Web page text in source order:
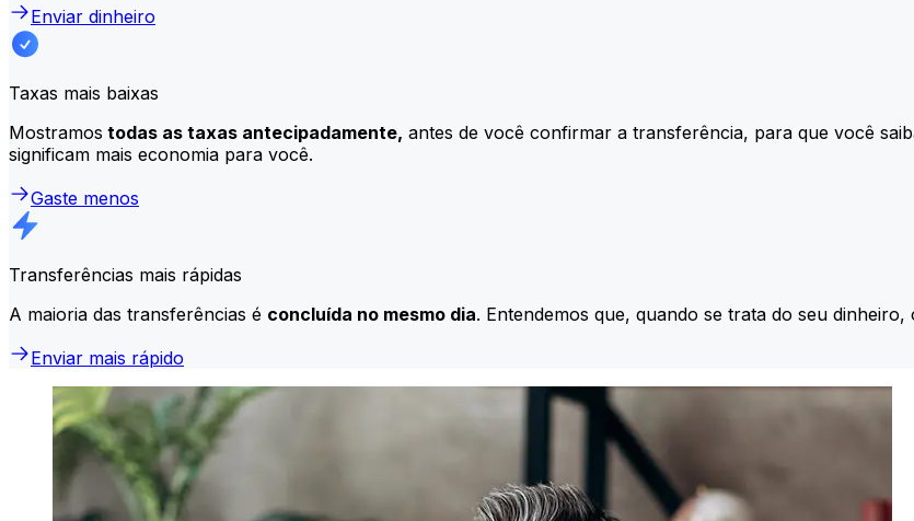
Enviar dinheiro
Taxas mais baixas
Mostramos todas as taxas antecipadamente, antes de você confirmar a transferência, para que você
significam mais economia para você.
Gaste menos
Transferências mais rápidas
A maioria das transferências é concluída no mesmo dia. Entendemos que, quando se trata do seu
Enviar mais rápido